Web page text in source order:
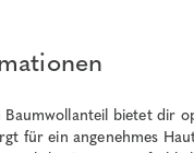
bietet dir
für ein angenehmes